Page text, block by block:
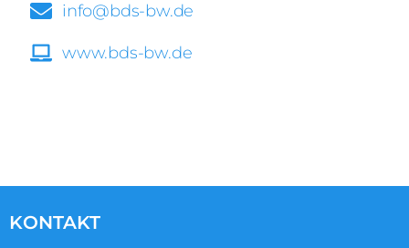
info@bds-bw.de
www.bds-bw.de
KONTAKT